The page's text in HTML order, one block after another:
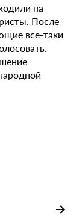
на
После
все-таки